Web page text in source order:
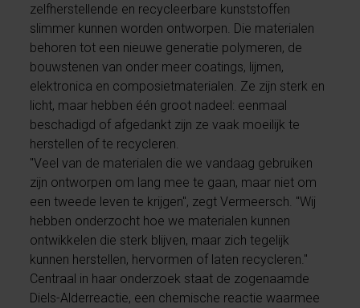
zelfherstellende en recycleerbare kunststoffen
slimmer kunnen worden ontworpen. Die materialen
behoren tot een nieuwe generatie polymeren, de
bouwstenen van onder meer coatings, lijmen,
elektronica en composietmaterialen. Ze zijn sterk en
licht, maar hebben één groot nadeel: eenmaal
beschadigd of afgedankt zijn ze vaak moeilijk te
herstellen of te recycleren.
"Veel van de materialen die we vandaag gebruiken
zijn ontworpen om lang mee te gaan, maar niet om
een tweede leven te krijgen", zegt Vermeersch. "Wij
hebben onderzocht hoe we materialen kunnen
ontwikkelen die sterk blijven, maar zich tegelijk
kunnen herstellen, hervormen of laten recycleren."
Centraal in haar onderzoek staat de zogenaamde
Diels-Alderreactie, een chemische reactie waarmee